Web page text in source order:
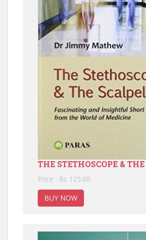
THE STETHOSCOPE &
Price : Rs 125.00
BUY NOW